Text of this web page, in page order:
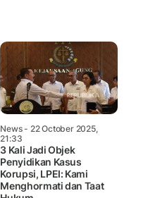
News- 22 October 2025,
21:33
3 Kali Jadi Objek
Penyidikan Kasus
Korupsi, LPEI: Kami
Menghormati dan Taat